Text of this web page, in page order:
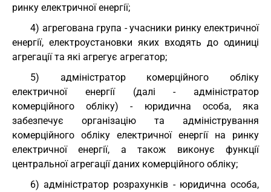
ринку електричної енергії;
4) агрегована група - учасники ринку електричної
енергії, електроустановки яких входять до одиниці
агрегації та які агрегує агрегатор;
5) адміністратор комерційного обліку
електричної енергії (далі - адміністратор
комерційного обліку) - юридична особа, яка
забезпечує організацію та адміністрування
комерційного обліку електричної енергії на ринку
електричної енергії, а також виконує функції
центральної агрегації даних комерційного обліку;
6) адміністратор розрахунків - юридична особа,